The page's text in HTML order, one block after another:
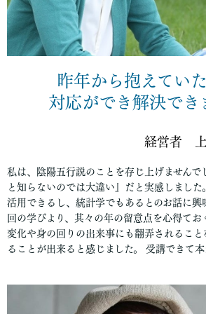
昨年から抱えてい
対応ができ解決でき
経営者 上野弘
私は、陰陽五行説のことを存じ上げませんで
と知らないのでは大違い』だと実感しました
活用できるし、統計学でもあるとのお話に興
回の学びより、其々の年の留意点を心得てお
変化や身の回りの出来事にも翻弄されること
ることが出来ると感じました。 受講できて本